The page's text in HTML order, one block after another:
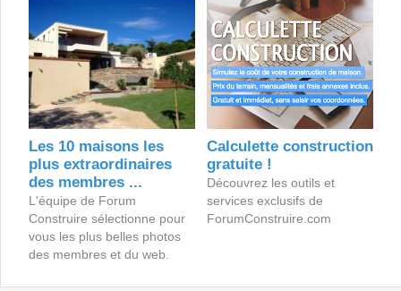
Les 10 maisons les
plus extraordinaires
des membres ...
L'équipe de Forum
Construire sélectionne pour
vous les plus belles photos
des membres et du web.
Calculette construction
gratuite !
Découvrez les outils et
services exclusifs de
ForumConstruire.com